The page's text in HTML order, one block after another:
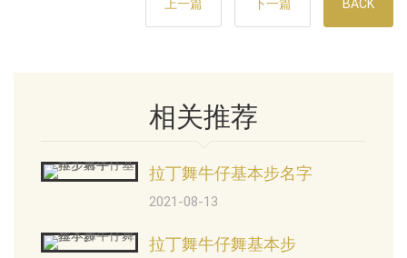
上一篇 下一篇 BACK
相关推荐
拉丁舞牛仔基本步名字
2021-08-13
拉丁舞牛仔舞基本步